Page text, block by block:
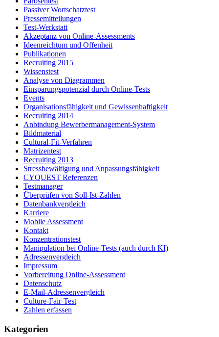
Passiver Wortschatztest
Pressemitteilungen
Test-Werkstatt
Akzeptanz von Online-Assessments
Ideenreichtum und Offenheit
Publikationen
Recruiting 2015
Wissenstest
Analyse von Diagrammen
Einsparungspotenzial durch Online-Tests
Events
Organisationsfähigkeit und Gewissenhaftigkeit
Recruiting 2014
Anbindung Bewerbermanagement-System
Bildmaterial
Cultural-Fit-Verfahren
Matrizentest
Recruiting 2013
Stressbewältigung und Anpassungsfähigkeit
CYQUEST Referenzen
Testmanager
Überprüfen von Soll-Ist-Zahlen
Datenbankvergleich
Karriere
Mobile Assessment
Kontakt
Konzentrationstest
Manipulation bei Online-Tests (auch durch KI)
Adressenvergleich
Impressum
Vorbereitung Online-Assessment
Datenschutz
E-Mail-Adressenvergleich
Culture-Fair-Test
Zahlen erfassen
Kategorien